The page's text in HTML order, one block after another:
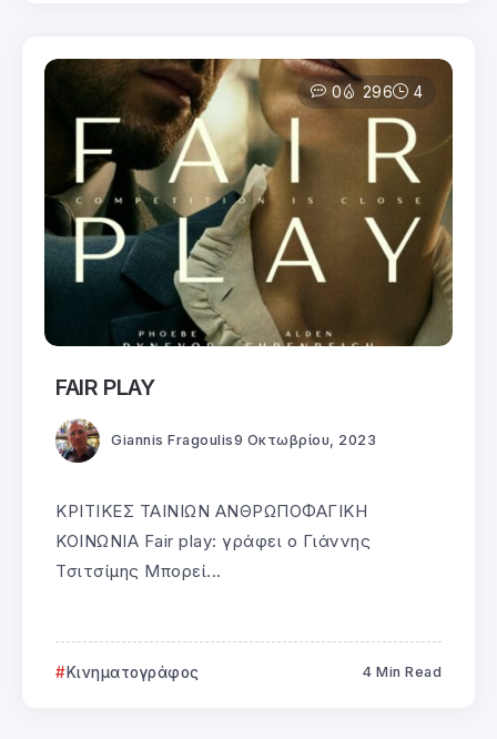
0 296 4
FAIR PLAY
Giannis Fragoulis9 Οκτωβρίου, 2023
ΚΡΙΤΙΚΕΣ ΤΑΙΝΙΩΝ ΑΝΘΡΩΠΟΦΑΓΙΚΗ
ΚΟΙΝΩΝΙΑ Fair play: γράφει ο Γιάννης
Τσιτσίμης Μπορεί...
Κινηματογράφος 4 Min Read